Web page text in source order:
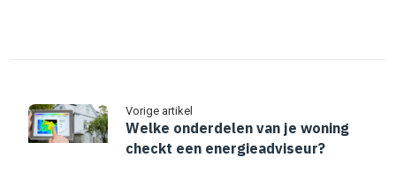
Vorige artikel
Welke onderdelen van je woning
checkt een energieadviseur?